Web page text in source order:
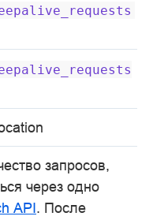
запросов,
через одно
API. После